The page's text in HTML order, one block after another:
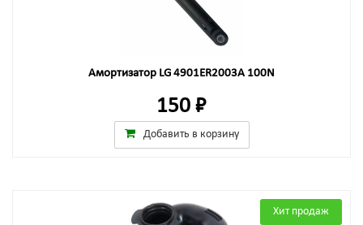
Амортизатор LG 4901ER2003A 100N
150 ₽
Добавить в корзину
Хит продаж